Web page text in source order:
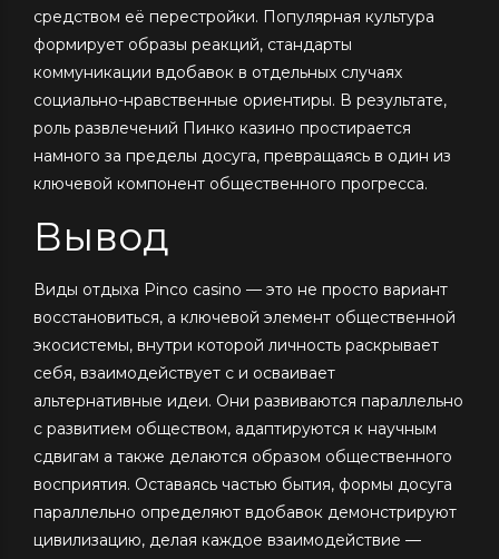
средством её перестройки. Популярная культура
формирует образы реакций, стандарты
коммуникации вдобавок в отдельных случаях
социально-нравственные ориентиры. В результате,
роль развлечений Пинко казино простирается
намного за пределы досуга, превращаясь в один из
ключевой компонент общественного прогресса.
Вывод
Виды отдыха Pinco casino — это не просто вариант
восстановиться, а ключевой элемент общественной
экосистемы, внутри которой личность раскрывает
себя, взаимодействует с и осваивает
альтернативные идеи. Они развиваются параллельно
с развитием обществом, адаптируются к научным
сдвигам а также делаются образом общественного
восприятия. Оставаясь частью бытия, формы досуга
параллельно определяют вдобавок демонстрируют
цивилизацию, делая каждое взаимодействие —